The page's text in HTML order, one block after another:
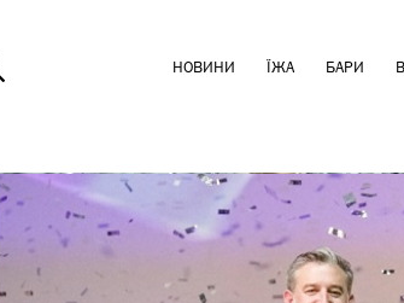
НОВИНИ ЇЖА БАРИ